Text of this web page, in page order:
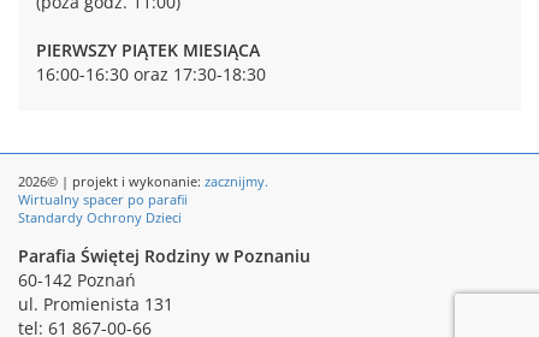
PIERWSZY PIĄTEK MIESIĄCA
16:00-16:30 oraz 17:30-18:30
2026© | projekt i wykonanie: zacznijmy.
Wirtualny spacer po parafii
Standardy Ochrony Dzieci
Parafia Świętej Rodziny w Poznaniu
60-142 Poznań
ul. Promienista 131
tel: 61 867-00-66